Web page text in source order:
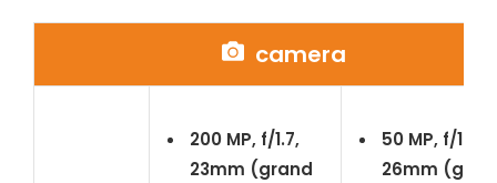
camera
200 MP, f/1.7,
23mm (grand
50 MP, f/1.5,
26mm